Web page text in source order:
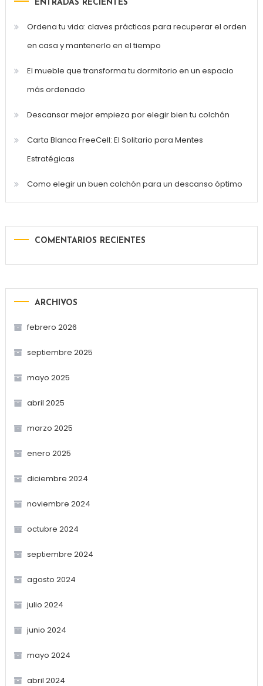
ENTRADAS RECIENTES
Ordena tu vida: claves prácticas para recuperar el orden
en casa y mantenerlo en el tiempo
El mueble que transforma tu dormitorio en un espacio
más ordenado
Descansar mejor empieza por elegir bien tu colchón
Carta Blanca FreeCell: El Solitario para Mentes
Estratégicas
Como elegir un buen colchón para un descanso óptimo
COMENTARIOS RECIENTES
ARCHIVOS
febrero 2026
septiembre 2025
mayo 2025
abril 2025
marzo 2025
enero 2025
diciembre 2024
noviembre 2024
octubre 2024
septiembre 2024
agosto 2024
julio 2024
junio 2024
mayo 2024
abril 2024